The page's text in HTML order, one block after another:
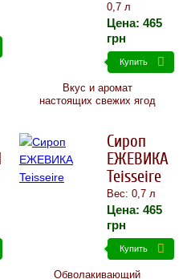
0,7 л
Цена: 465
грн
Купить
Вкус и аромат
настоящих свежих ягод
Сироп
ЕЖЕВИКА
Teisseire
Вес: 0,7 л
Цена: 465
грн
Купить
Обволакивающий